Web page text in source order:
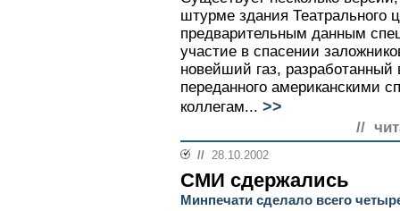
штурме здания Театрального
предварительным данным
участие в спасении
новейший газ,
переданного американскими
коллегам... >>
//
// 28.10.2002
СМИ сдержались
Минпечати сделало всего